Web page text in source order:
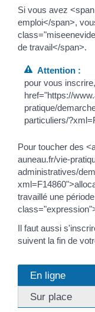
Si vous avez
emploi</span>,
de travail</span>.
Attention :
pour vous
href="https://
pratique/
particuliers/
Pour toucher des
auneau.fr/vie-
administratives/
travaillé une
Il faut aussi
suivent la fin de
En ligne
Sur place